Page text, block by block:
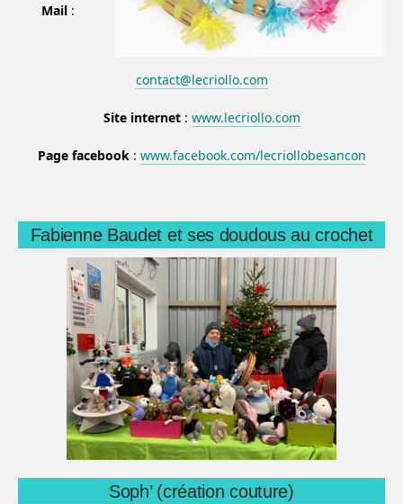
Mail:
contact@lecriollo.com
Site internet: www.lecriollo.com
Page facebook: www.facebook.com/lecriollobesancon
Fabienne Baudet et ses doudous au crochet
Soph’ (création couture)